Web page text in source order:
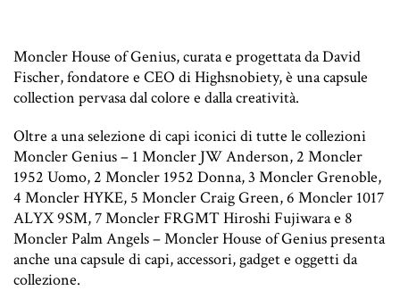
Moncler House of Genius, curata e progettata da David
Fischer, fondatore e CEO di Highsnobiety, è una capsule
collection pervasa dal colore e dalla creatività.
Oltre a una selezione di capi iconici di tutte le collezioni
Moncler Genius – 1 Moncler JW Anderson, 2 Moncler
1952 Uomo, 2 Moncler 1952 Donna, 3 Moncler Grenoble,
4 Moncler HYKE, 5 Moncler Craig Green, 6 Moncler 1017
ALYX 9SM, 7 Moncler FRGMT Hiroshi Fujiwara e 8
Moncler Palm Angels – Moncler House of Genius presenta
anche una capsule di capi, accessori, gadget e oggetti da
collezione.